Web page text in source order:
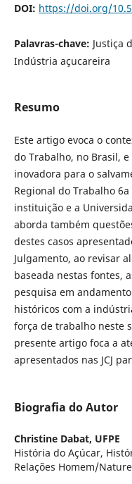
DOI: https://doi.org/
Palavras-chave: Justiça
Indústria açucareira
Resumo
Este artigo evoca o
do Trabalho, no Brasil,
inovadora para o
Regional do Trabalho
instituição e a
aborda também
destes casos
Julgamento, ao revisar
baseada nestas fontes,
pesquisa em
históricos com a
força de trabalho neste
presente artigo foca a
apresentados nas JCJ
Biografia do Autor
Christine Dabat, UFPE
História do Açúcar,
Relações Homem/